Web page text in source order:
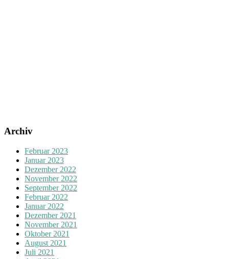
Archiv
Februar 2023
Januar 2023
Dezember 2022
November 2022
September 2022
Februar 2022
Januar 2022
Dezember 2021
November 2021
Oktober 2021
August 2021
Juli 2021